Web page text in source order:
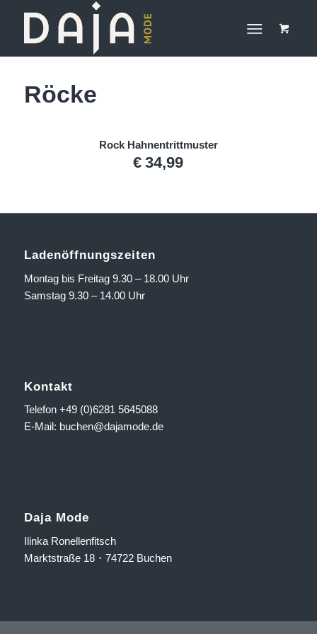
Röcke
Rock Hahnentrittmuster
€ 34,99
Ladenöffnungszeiten
Montag bis Freitag 9.30 – 18.00 Uhr
Samstag 9.30 – 14.00 Uhr
Kontakt
Telefon +49 (0)6281 5645088
E-Mail: buchen@dajamode.de
Daja Mode
Ilinka Ronellenfitsch
Marktstraße 18・74722 Buchen